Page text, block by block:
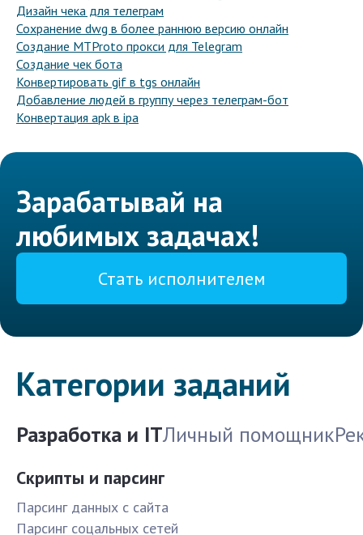
Дизайн чека для телеграм
Сохранение dwg в более раннюю версию онлайн
Создание MTProto прокси для Telegram
Создание чек бота
Конвертировать gif в tgs онлайн
Добавление людей в группу через телеграм-бот
Конвертация apk в ipa
Зарабатывай на
любимых задачах!
Стать исполнителем
Категории заданий
Разработка и ITЛичный помощник
Скрипты и парсинг
Парсинг данных с сайта
Парсинг соцальных сетей